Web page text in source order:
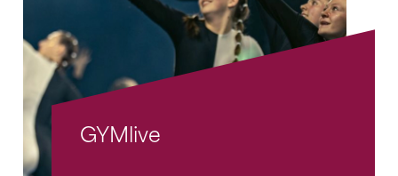
GYMlive